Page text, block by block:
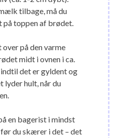
tilbage, må du
på toppen af brødet.
på den varme
midt i ovnen i ca.
det er gyldent og
lyder hult, når du
en bagerist i mindst
du skærer i det – det